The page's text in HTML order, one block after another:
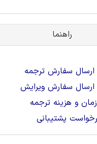
راهنما
ارسال سفارش ترجمه
ارسال سفارش ویرایش
و هزینه ترجمه
پشتیبانی